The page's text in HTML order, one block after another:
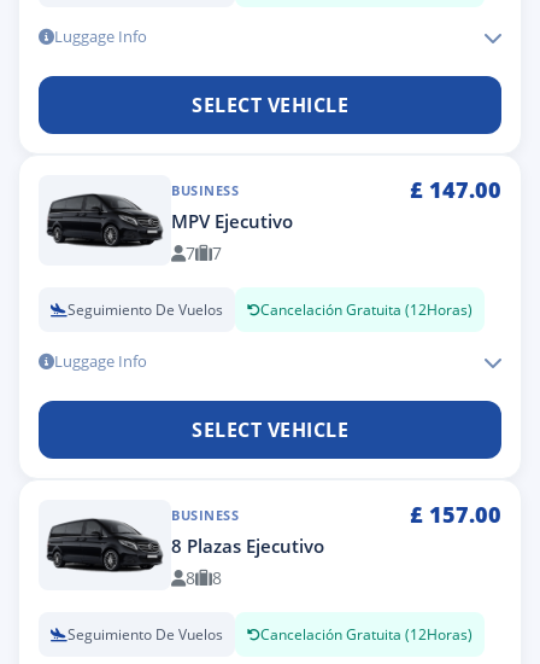
Luggage Info
SELECT VEHICLE
BUSINESS £ 147.00
MPV Ejecutivo
7 7
Seguimiento De Vuelos Cancelación Gratuita (12Horas)
Luggage Info
SELECT VEHICLE
BUSINESS £ 157.00
8 Plazas Ejecutivo
8 8
Seguimiento De Vuelos Cancelación Gratuita (12Horas)